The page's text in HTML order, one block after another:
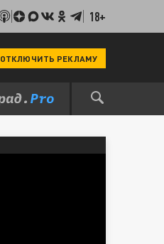
18+
ОТКЛЮЧИТЬ РЕКЛАМУ